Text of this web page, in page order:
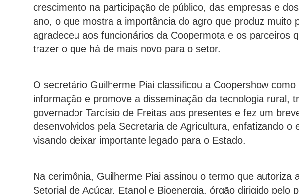
crescimento na participação de público, das empresas e
ano, o que mostra a importância do agro que produz muito
agradeceu aos funcionários da Coopermota e os parceiros
trazer o que há de mais novo para o setor.
O secretário Guilherme Piai classificou a Coopershow
informação e promove a disseminação da tecnologia rural,
governador Tarcísio de Freitas aos presentes e fez um
desenvolvidos pela Secretaria de Agricultura, enfatizando o
visando deixar importante legado para o Estado.
Na cerimônia, Guilherme Piai assinou o termo que autoriza
Setorial de Açúcar, Etanol e Bioenergia, órgão dirigido pelo